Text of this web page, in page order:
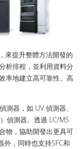
來提升整體方法開發的
析排程，並利用資料分
率地建立高可靠性、高
測器，如 UV 偵測器、
偵測器。透過 LC/MS
物，協助開發出更具可
，同時也支持SFC和